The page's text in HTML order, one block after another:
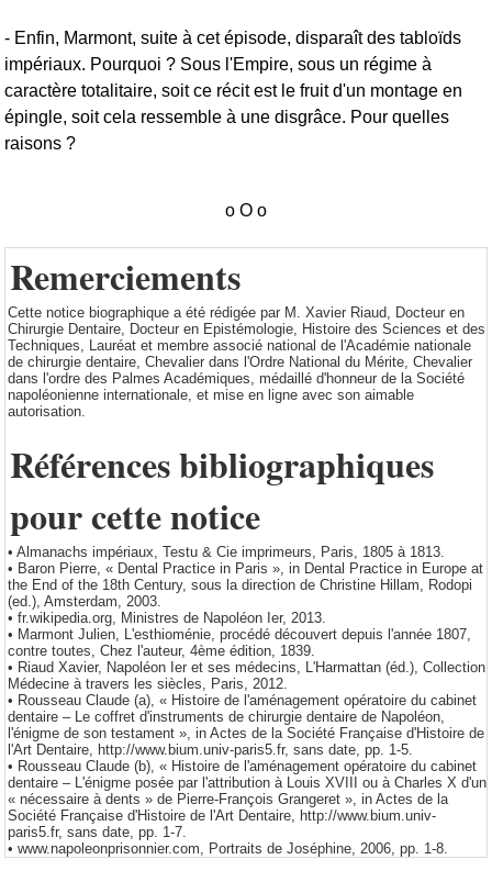
- Enfin, Marmont, suite à cet épisode, disparaît des tabloïds
impériaux. Pourquoi ? Sous l'Empire, sous un régime à
caractère totalitaire, soit ce récit est le fruit d'un montage en
épingle, soit cela ressemble à une disgrâce. Pour quelles
raisons ?
Remerciements
Cette notice biographique a été rédigée par M. Xavier Riaud, Docteur en
Chirurgie Dentaire, Docteur en Epistémologie, Histoire des Sciences et des
Techniques, Lauréat et membre associé national de l'Académie nationale
de chirurgie dentaire, Chevalier dans l'Ordre National du Mérite, Chevalier
dans l'ordre des Palmes Académiques, médaillé d'honneur de la Société
napoléonienne internationale, et mise en ligne avec son aimable
autorisation.
Références bibliographiques
pour cette notice
• Almanachs impériaux, Testu & Cie imprimeurs, Paris, 1805 à 1813.
• Baron Pierre, « Dental Practice in Paris », in Dental Practice in Europe at
the End of the 18th Century, sous la direction de Christine Hillam, Rodopi
(ed.), Amsterdam, 2003.
• fr.wikipedia.org, Ministres de Napoléon Ier, 2013.
• Marmont Julien, L'esthioménie, procédé découvert depuis l'année 1807,
contre toutes, Chez l'auteur, 4ème édition, 1839.
• Riaud Xavier, Napoléon Ier et ses médecins, L'Harmattan (éd.), Collection
Médecine à travers les siècles, Paris, 2012.
• Rousseau Claude (a), « Histoire de l'aménagement opératoire du cabinet
dentaire – Le coffret d'instruments de chirurgie dentaire de Napoléon,
l'énigme de son testament », in Actes de la Société Française d'Histoire de
l'Art Dentaire, http://www.bium.univ-paris5.fr, sans date, pp. 1-5.
• Rousseau Claude (b), « Histoire de l'aménagement opératoire du cabinet
dentaire – L'énigme posée par l'attribution à Louis XVIII ou à Charles X d'un
« nécessaire à dents » de Pierre-François Grangeret », in Actes de la
Société Française d'Histoire de l'Art Dentaire, http://www.bium.univ-
paris5.fr, sans date, pp. 1-7.
• www.napoleonprisonnier.com, Portraits de Joséphine, 2006, pp. 1-8.